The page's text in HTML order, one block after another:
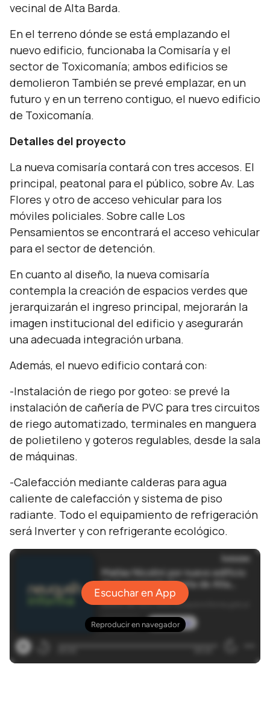
vecinal de Alta Barda.
En el terreno dónde se está emplazando el
nuevo edificio, funcionaba la Comisaría y el
sector de Toxicomanía; ambos edificios se
demolieron También se prevé emplazar, en un
futuro y en un terreno contiguo, el nuevo edificio
de Toxicomanía.
Detalles del proyecto
La nueva comisaría contará con tres accesos. El
principal, peatonal para el público, sobre Av. Las
Flores y otro de acceso vehicular para los
móviles policiales. Sobre calle Los
Pensamientos se encontrará el acceso vehicular
para el sector de detención.
En cuanto al diseño, la nueva comisaría
contempla la creación de espacios verdes que
jerarquizarán el ingreso principal, mejorarán la
imagen institucional del edificio y asegurarán
una adecuada integración urbana.
Además, el nuevo edificio contará con:
-Instalación de riego por goteo: se prevé la
instalación de cañería de PVC para tres circuitos
de riego automatizado, terminales en manguera
de polietileno y goteros regulables, desde la sala
de máquinas.
-Calefacción mediante calderas para agua
caliente de calefacción y sistema de piso
radiante. Todo el equipamiento de refrigeración
será Inverter y con refrigerante ecológico.